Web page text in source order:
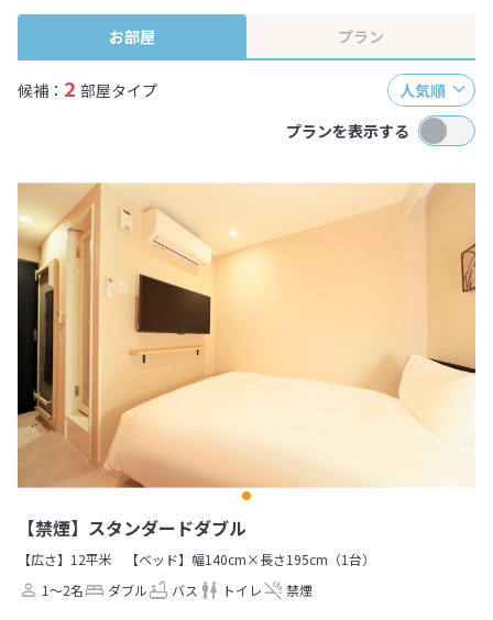
終確認画面でご確認ください。
お部屋 プラン
候補： 2 部屋タイプ
人気順
プランを表示する
【禁煙】スタンダードダブル
【広さ】12平米
【ベッド】幅140cm×長さ195cm（1台）
1～2名
ダブル バス トイレ 禁煙